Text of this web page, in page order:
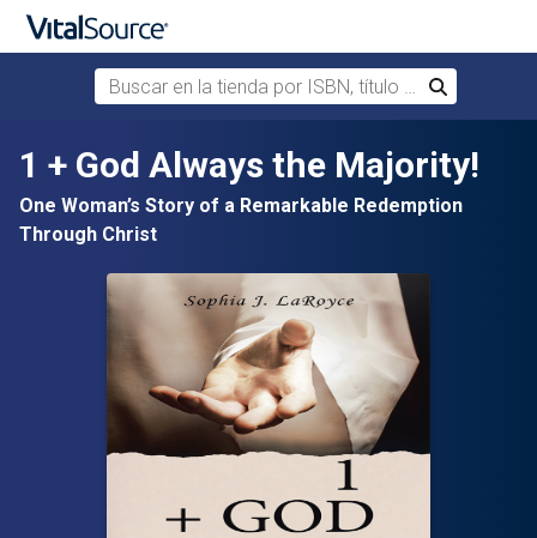
Saltar al contenido principal
Buscar en la tienda por ISBN, título o autor
Buscar
1 + God Always the Majority!
One Woman’s Story of a Remarkable Redemption
Through Christ